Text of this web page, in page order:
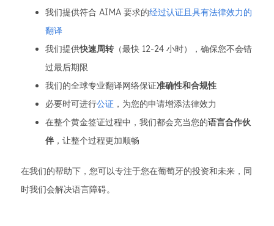
我们提供符合 AIMA 要求的经过认证且具有法律效力的
翻译
我们提供快速周转 （最快 12-24 小时），确保您不会错
过最后期限
我们的全球专业翻译网络保证准确性和合规性
必要时可进行公证 ，为您的申请增添法律效力
在整个黄金签证过程中，我们都会充当您的语言合作伙
伴 ，让整个过程更加顺畅
在我们的帮助下，您可以专注于您在葡萄牙的投资和未来，同
时我们会解决语言障碍。